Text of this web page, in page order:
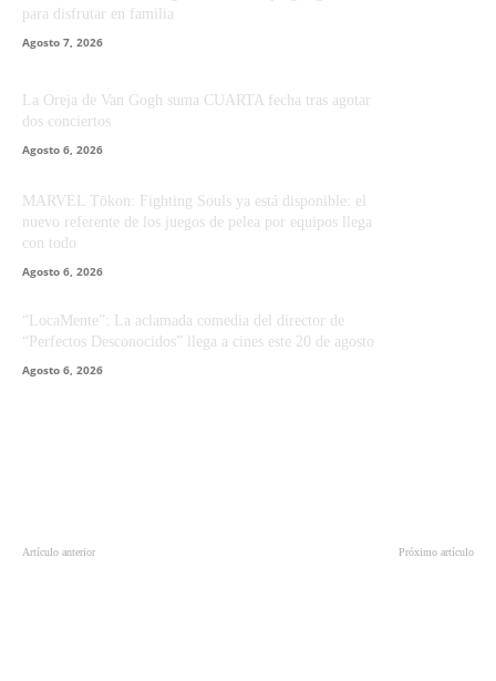
para disfrutar en familia
Agosto 7, 2026
La Oreja de Van Gogh suma CUARTA fecha tras agotar
dos conciertos
Agosto 6, 2026
MARVEL Tōkon: Fighting Souls ya está disponible: el
nuevo referente de los juegos de pelea por equipos llega
con todo
Agosto 6, 2026
“LocaMente”: La aclamada comedia del director de
“Perfectos Desconocidos” llega a cines este 20 de agosto
Agosto 6, 2026
Artículo anterior Próximo artículo